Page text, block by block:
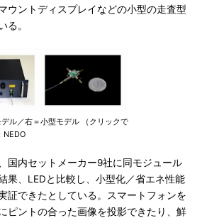
ウントディスプレイなどの小型の走査型
る。
ル／右＝小型モデル （クリックで
NEDO
国内セットメーカー9社に同モジュール
果、LEDと比較し、小型化／省エネ性能
証できたとしている。スマートフォンを
ピントの合った画像を投影できたり、鮮